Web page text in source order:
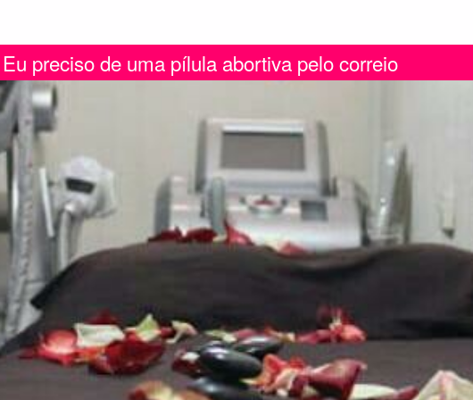
Eu preciso de uma pílula abortiva pelo correio